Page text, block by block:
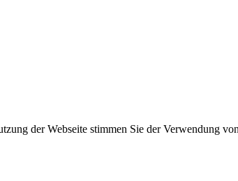
der Webseite stimmen Sie der Verwendung